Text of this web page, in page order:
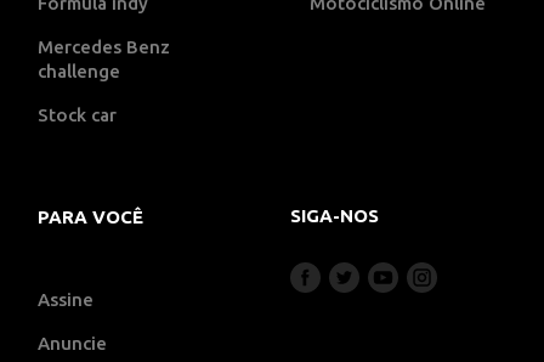
Mercedes Benz
challenge
Stock car
PARA VOCÊ
Assine
Anuncie
SIGA-NOS